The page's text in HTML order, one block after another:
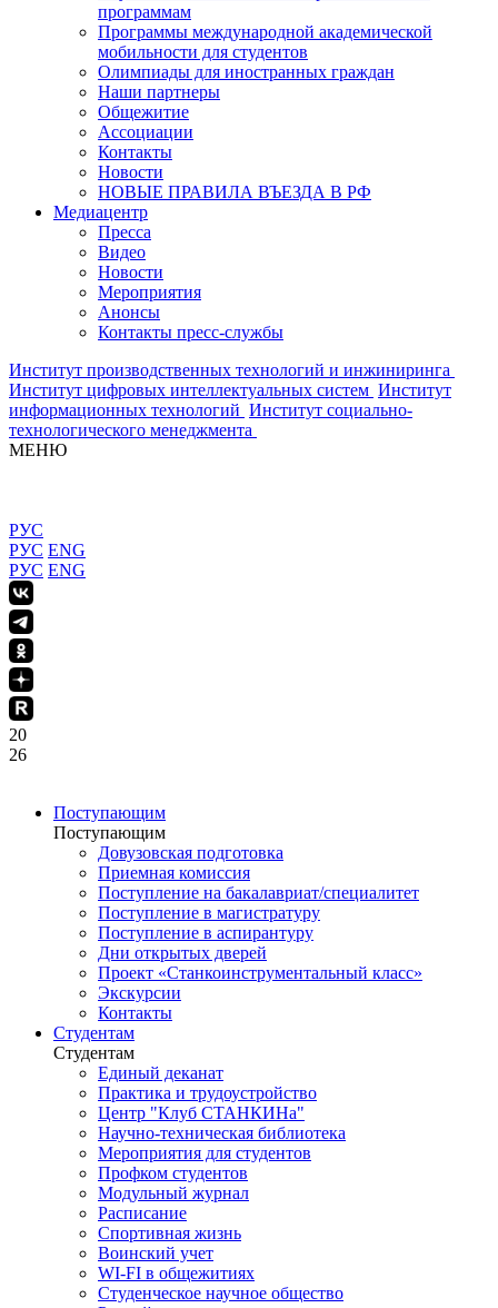
программам
Программы международной академической
мобильности для студентов
Олимпиады для иностранных граждан
Наши партнеры
Общежитие
Ассоциации
Контакты
Новости
НОВЫЕ ПРАВИЛА ВЪЕЗДА В РФ
Медиацентр
Пресса
Видео
Новости
Мероприятия
Анонсы
Контакты пресс-службы
Институт производственных технологий и инжиниринга
Институт цифровых интеллектуальных систем Институт
информационных технологий Институт социально-
технологического менеджмента
МЕНЮ
РУС
РУС ENG
РУС ENG
20
26
Поступающим
Поступающим
Довузовская подготовка
Приемная комиссия
Поступление на бакалавриат/специалитет
Поступление в магистратуру
Поступление в аспирантуру
Дни открытых дверей
Проект «Станкоинструментальный класс»
Экскурсии
Контакты
Студентам
Студентам
Единый деканат
Практика и трудоустройство
Центр "Клуб СТАНКИНа"
Научно-техническая библиотека
Мероприятия для студентов
Профком студентов
Модульный журнал
Расписание
Спортивная жизнь
Воинский учет
WI-FI в общежитиях
Студенческое научное общество